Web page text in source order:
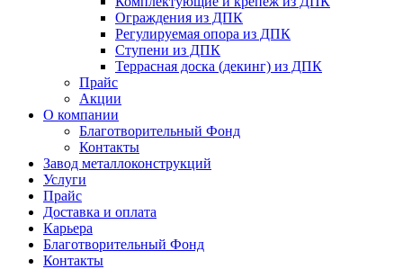
Ограждения из ДПК
Регулируемая опора из ДПК
Ступени из ДПК
Террасная доска (декинг) из ДПК
Прайс
Акции
О компании
Благотворительный Фонд
Контакты
Завод металлоконструкций
Услуги
Прайс
Доставка и оплата
Карьера
Благотворительный Фонд
Контакты